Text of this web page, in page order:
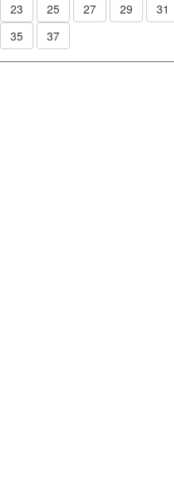
23
25 27 29 31
35
37